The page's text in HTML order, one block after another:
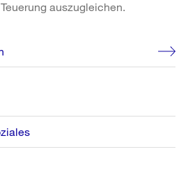
auszugleichen.